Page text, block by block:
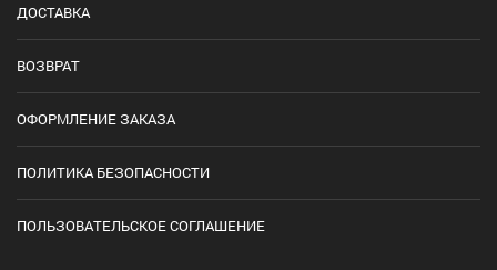
ДОСТАВКА
ВОЗВРАТ
ОФОРМЛЕНИЕ ЗАКАЗА
ПОЛИТИКА БЕЗОПАСНОСТИ
ПОЛЬЗОВАТЕЛЬСКОЕ СОГЛАШЕНИЕ